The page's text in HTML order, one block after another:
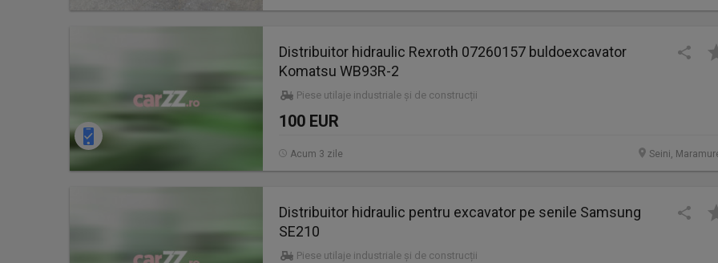
Distribuitor hidraulic Rexroth 07260157 buldoexcavator
Komatsu WB93R-2
Piese utilaje industriale și de construcții
100 EUR
Seini,
Acum 3 zile
Distribuitor hidraulic pentru excavator pe senile Samsung
SE210
Piese utilaje industriale și de construcții